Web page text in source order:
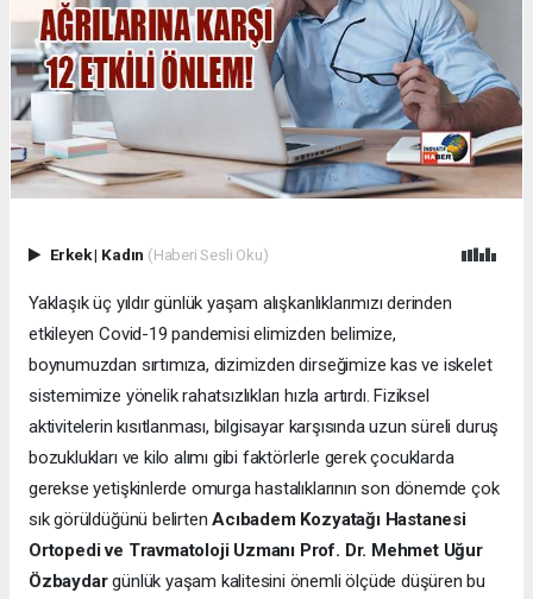
Erkek| Kadın (Haberi Sesli Oku)
Yaklaşık üç yıldır günlük yaşam alışkanlıklarımızı derinden
etkileyen Covid-19 pandemisi elimizden belimize,
boynumuzdan sırtımıza, dizimizden dirseğimize kas ve iskelet
sistemimize yönelik rahatsızlıkları hızla artırdı. Fiziksel
aktivitelerin kısıtlanması, bilgisayar karşısında uzun süreli duruş
bozuklukları ve kilo alımı gibi faktörlerle gerek çocuklarda
gerekse yetişkinlerde omurga hastalıklarının son dönemde çok
sık görüldüğünü belirtenAcıbadem Kozyatağı Hastanesi
Ortopedi ve Travmatoloji Uzmanı Prof. Dr. Mehmet Uğur
Özbaydargünlük yaşam kalitesini önemli ölçüde düşüren bu